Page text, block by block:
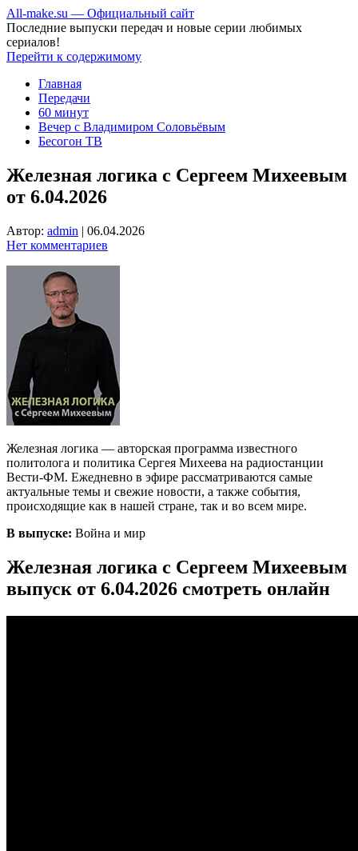
All-make.su — Официальный сайт
Последние выпуски передач и новые серии любимых
сериалов!
Перейти к содержимому
Главная
Передачи
60 минут
Вечер с Владимиром Соловьёвым
Бесогон ТВ
Железная логика с Сергеем Михеевым
от 6.04.2026
Автор: admin | 06.04.2026
Нет комментариев
Железная логика — авторская программа известного
политолога и политика Сергея Михеева на радиостанции
Вести-ФМ. Ежедневно в эфире рассматриваются самые
актуальные темы и свежие новости, а также события,
происходящие как в нашей стране, так и во всем мире.
В выпуске: Война и мир
Железная логика с Сергеем Михеевым
выпуск от 6.04.2026 смотреть онлайн